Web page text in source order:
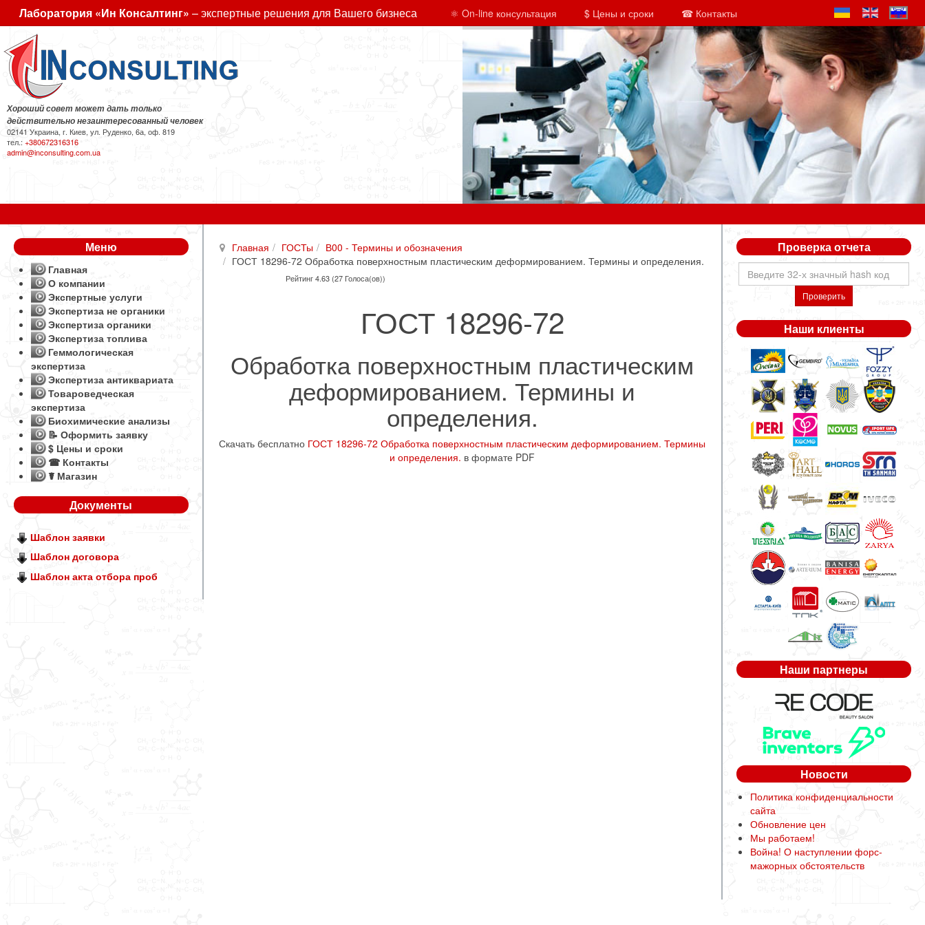
Лаборатория «Ин Консалтинг» – экспертные решения для Вашего бизнеса ⚛ On-line консультация $ Цены и сроки ☎ Контакты
Хороший совет может дать только
действительно незаинтересованный человек
02141 Украина, г. Киев, ул. Руденко, 6а, оф. 819
тел.:+380672316316
admin@inconsulting.com.ua
Главная ГОСТы
В00 - Термины и обозначения
ГОСТ 18296-72 Обработка поверхностным пластическим деформированием. Термины и определения.
Рейтинг 4.63 (27 Голоса(ов))
ГОСТ 18296-72
Обработка поверхностным пластическим
деформированием. Термины и
определения.
Скачать бесплатно ГОСТ 18296-72 Обработка поверхностным пластическим деформированием. Термины
и определения. в формате PDF
Меню
Главная
О компании
Экспертные услуги
Экспертиза не органики
Экспертиза органики
Экспертиза топлива
Геммологическая
экспертиза
Экспертиза антиквариата
Товароведческая
экспертиза
Биохимические анализы
📝 Оформить заявку
$ Цены и сроки
☎ Контакты
☤ Магазин
Документы
Шаблон заявки
Шаблон договора
Шаблон акта отбора проб
Проверка отчета
Проверить
Наши клиенты
Наши партнеры
Новости
Политика конфиденциальности
сайта
Обновление цен
Мы работаем!
Война! О наступлении форс-
мажорных обстоятельств